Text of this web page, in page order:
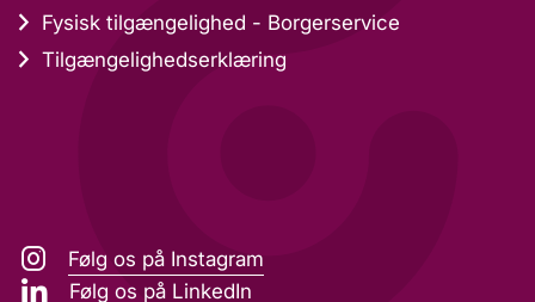
Fysisk tilgængelighed - Borgerservice
Tilgængelighedserklæring
Følg os på Instagram
Følg os på LinkedIn